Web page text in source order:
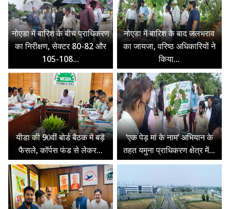
नोएडा में बारिश के बीच प्राधिकरण
का निरीक्षण, सेक्टर 80-82 और
105-108...
नोएडा में बारिश के बाद जलभराव
का जायजा, वरिष्ठ अधिकारियों ने
किया...
यीडा की 90वीं बोर्ड बैठक में बड़े
फैसले, कॉर्पस फंड से लेकर...
‘एक पेड़ मां के नाम’ अभियान के
तहत यमुना प्राधिकरण क्षेत्र में...